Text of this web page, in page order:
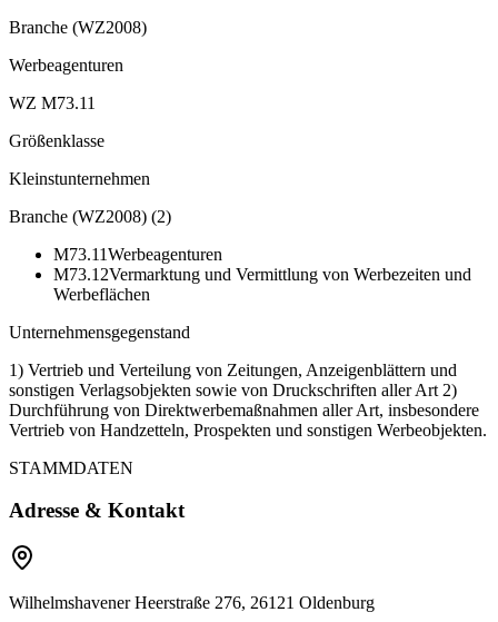
Branche (WZ2008)
Werbeagenturen
WZ M73.11
Größenklasse
Kleinstunternehmen
Branche (WZ2008) (2)
M73.11Werbeagenturen
M73.12Vermarktung und Vermittlung von Werbezeiten und
Werbeflächen
Unternehmensgegenstand
1) Vertrieb und Verteilung von Zeitungen, Anzeigenblättern und
sonstigen Verlagsobjekten sowie von Druckschriften aller Art 2)
Durchführung von Direktwerbemaßnahmen aller Art, insbesondere
Vertrieb von Handzetteln, Prospekten und sonstigen Werbeobjekten.
STAMMDATEN
Adresse & Kontakt
Wilhelmshavener Heerstraße 276, 26121 Oldenburg